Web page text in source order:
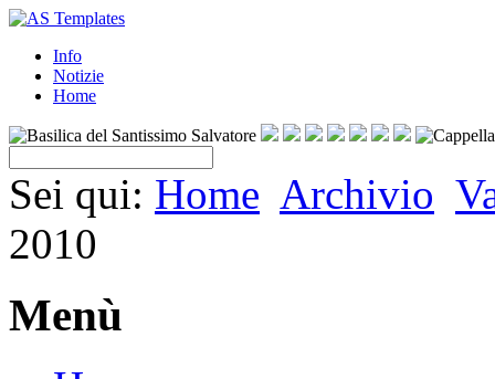
Info
Notizie
Home
Sei qui: Home Archivio
2010
Menù